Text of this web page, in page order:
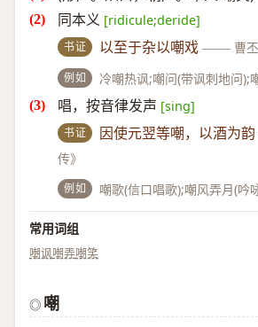
同本义 [ridicule;deride]
书证 以至于杂以嘲戏 —— 曹
例如 冷嘲热讽;嘲问(带讽刺地问);
唱，按音律发声 [sing]
书证 因使元翌等嘲，以酒为韵
传》
例如 嘲歌(信口唱歌);嘲风弄月(吟
常用词组
嘲讽嘲弄嘲笑
◎ 嘲